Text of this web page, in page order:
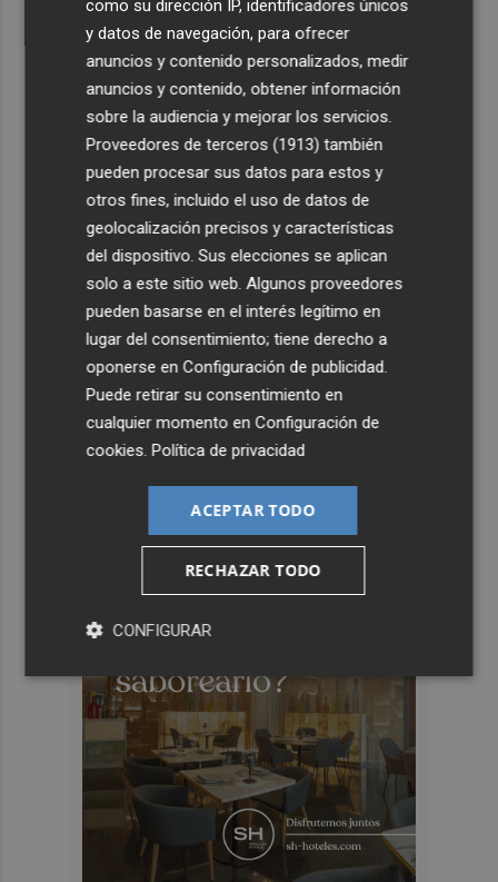
como su dirección IP, identificadores únicos
y datos de navegación, para ofrecer
anuncios y contenido personalizados, medir
anuncios y contenido, obtener información
sobre la audiencia y mejorar los servicios.
Proveedores de terceros (1913) también
pueden procesar sus datos para estos y
otros fines, incluido el uso de datos de
geolocalización precisos y características
del dispositivo. Sus elecciones se aplican
solo a este sitio web. Algunos proveedores
pueden basarse en el interés legítimo en
lugar del consentimiento; tiene derecho a
oponerse enConfiguración de publicidad
Puede retirar su consentimiento en
cualquier momento enConfiguración de
cookies .Política de privacidad
ACEPTAR TODO
RECHAZAR TODO
CONFIGURAR